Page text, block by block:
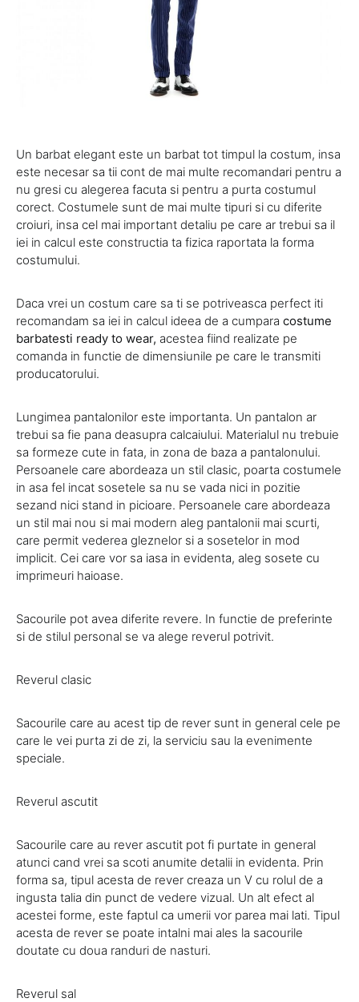
Un barbat elegant este un barbat tot timpul la costum, insa
este necesar sa tii cont de mai multe recomandari pentru a
nu gresi cu alegerea facuta si pentru a purta costumul
corect. Costumele sunt de mai multe tipuri si cu diferite
croiuri, insa cel mai important detaliu pe care ar trebui sa il
iei in calcul este constructia ta fizica raportata la forma
costumului.
Daca vrei un costum care sa ti se potriveasca perfect iti
recomandam sa iei in calcul ideea de a cumpara costume
barbatesti ready to wear, acestea fiind realizate pe
comanda in functie de dimensiunile pe care le transmiti
producatorului.
Lungimea pantalonilor este importanta. Un pantalon ar
trebui sa fie pana deasupra calcaiului. Materialul nu trebuie
sa formeze cute in fata, in zona de baza a pantalonului.
Persoanele care abordeaza un stil clasic, poarta costumele
in asa fel incat sosetele sa nu se vada nici in pozitie
sezand nici stand in picioare. Persoanele care abordeaza
un stil mai nou si mai modern aleg pantalonii mai scurti,
care permit vederea gleznelor si a sosetelor in mod
implicit. Cei care vor sa iasa in evidenta, aleg sosete cu
imprimeuri haioase.
Sacourile pot avea diferite revere. In functie de preferinte
si de stilul personal se va alege reverul potrivit.
Reverul clasic
Sacourile care au acest tip de rever sunt in general cele pe
care le vei purta zi de zi, la serviciu sau la evenimente
speciale.
Reverul ascutit
Sacourile care au rever ascutit pot fi purtate in general
atunci cand vrei sa scoti anumite detalii in evidenta. Prin
forma sa, tipul acesta de rever creaza un V cu rolul de a
ingusta talia din punct de vedere vizual. Un alt efect al
acestei forme, este faptul ca umerii vor parea mai lati. Tipul
acesta de rever se poate intalni mai ales la sacourile
doutate cu doua randuri de nasturi.
Reverul sal